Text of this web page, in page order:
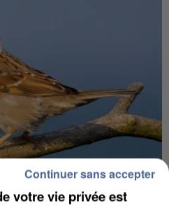
votre vie privée est
Continuer sans accepter